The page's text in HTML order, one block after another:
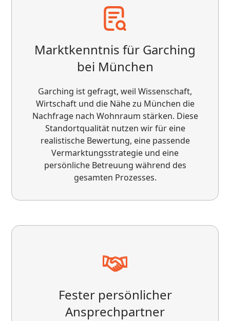
gesamten Prozesses gut betreut gefühlt und
würde das Team jederzeit weiterempfehlen –
sowohl für den Verkauf als auch für die
Umgebung.
Ich arbeite als Dienstleister mit der VS
Immobilienservice GmbH zusammen und bin
stets professionell, zuverlässig und auf
kommuniziert und eingehalten, was die Arbeit
lösungsorientierte Art von Herrn Decandia. So
wirklich Spaß. Klare Empfehlung – fünf Sterne!
Marktkenntnis für Garching
bei München
Garching ist gefragt, weil Wissenschaft,
Wirtschaft und die Nähe zu München die
Nachfrage nach Wohnraum stärken. Diese
Standortqualität nutzen wir für eine
realistische Bewertung, eine passende
Vermarktungsstrategie und eine
persönliche Betreuung während des
gesamten Prozesses.
Fester persönlicher
Ansprechpartner